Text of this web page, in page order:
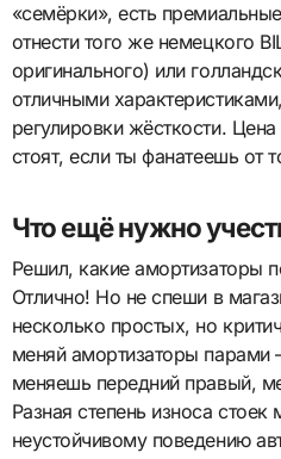
«семёрки», есть
отнести того же немецкого
оригинального) или
отличными
регулировки жёсткости.
стоят, если ты фанатеешь от
Что ещё нужно
Решил, какие амортизаторы
Отлично! Но не спеши в
несколько простых, но
меняй амортизаторы
меняешь передний правый,
Разная степень износа стоек
неустойчивому поведению